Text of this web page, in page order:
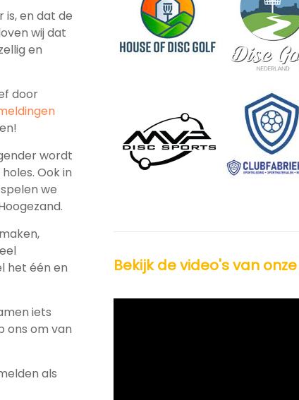
en dat de
wij dat
en
door
wordt
Ook in
we
het één en
iets
ons om van
als
Bekijk de video's van